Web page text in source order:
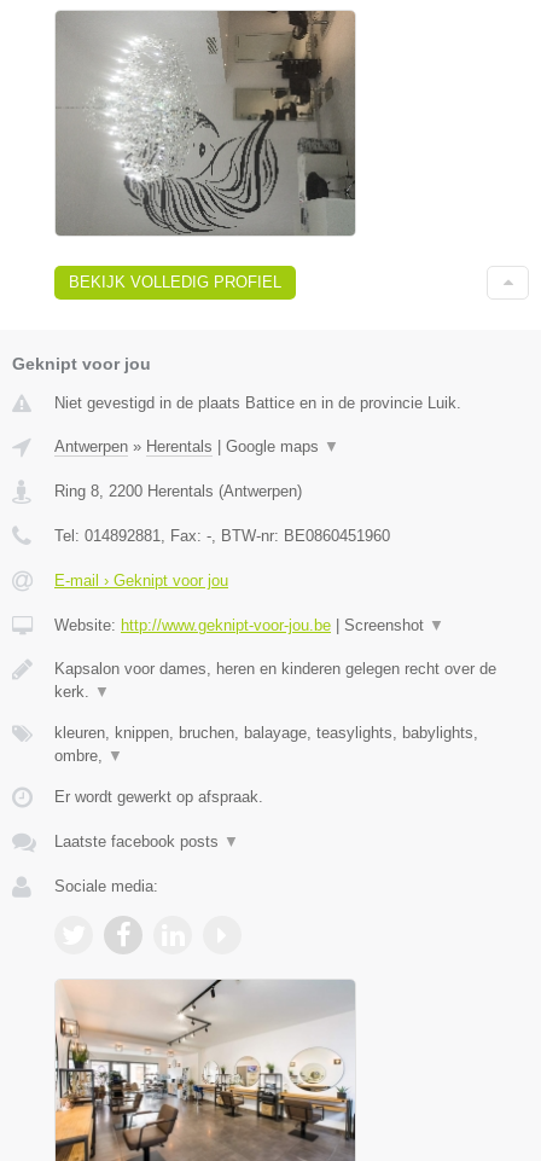
BEKIJK VOLLEDIG PROFIEL
Geknipt voor jou
Niet gevestigd in de plaats Battice en in de provincie Luik.
Antwerpen » Herentals | Google maps ▼
Ring 8 2200 Herentals (Antwerpen)
Tel: 014892881 , Fax: - , BTW-nr: BE0860451960
E-mail › Geknipt voor jou
Website: http://www.geknipt-voor-jou.be | Screenshot ▼
Kapsalon voor dames, heren en kinderen gelegen recht over de
kerk.
▼
kleuren, knippen, bruchen, balayage, teasylights, babylights,
ombre,
▼
Er wordt gewerkt op afspraak.
Laatste facebook posts ▼
Sociale media: